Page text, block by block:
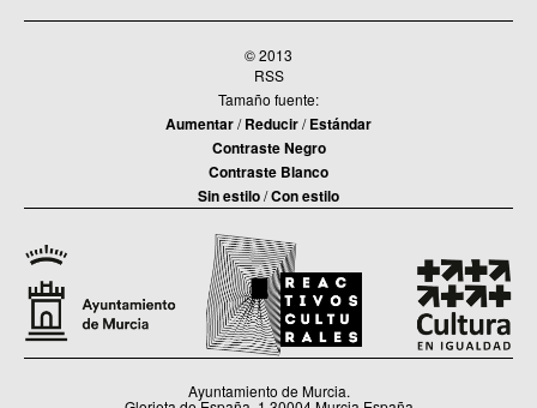
© 2013
RSS
Tamaño fuente:
Aumentar/Reducir/Estándar
Contraste Negro
Contraste Blanco
Sin estilo/Con estilo
Ayuntamiento de Murcia.